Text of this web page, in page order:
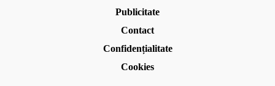
Publicitate
Contact
Confidențialitate
Cookies